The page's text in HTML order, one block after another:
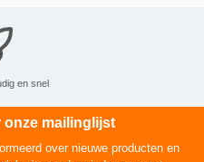
en snel
onze mailinglijst
over nieuwe producten en